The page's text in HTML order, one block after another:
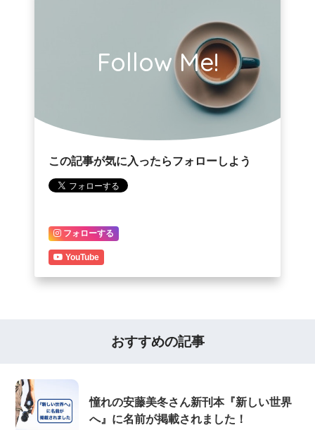
Follow Me!
この記事が気に入ったらフォローしよう
フォローする
YouTube
おすすめの記事
憧れの安藤美冬さん新刊本『新しい世界
へ』に名前が掲載されました！